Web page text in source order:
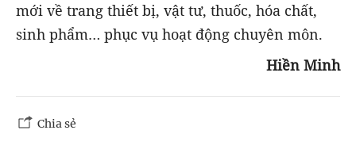
mới về trang thiết bị, vật tư, thuốc, hóa chất,
sinh phẩm… phục vụ hoạt động chuyên môn.
Hiền Minh
Chia sẻ